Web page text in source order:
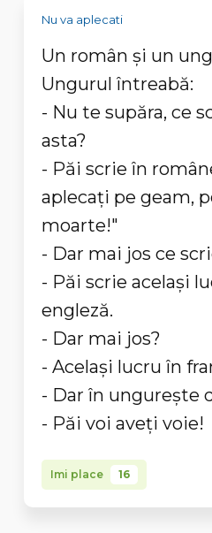
Nu va aplecati
Un român şi un
Ungurul întreabă:
- Nu te supăra, ce
asta?
- Păi scrie în
aplecaţi pe geam,
moarte!"
- Dar mai jos ce
- Păi scrie acelaşi
engleză.
- Dar mai jos?
- Acelaşi lucru în
- Dar în ungureşte
- Păi voi aveţi voie!
Imi place 16